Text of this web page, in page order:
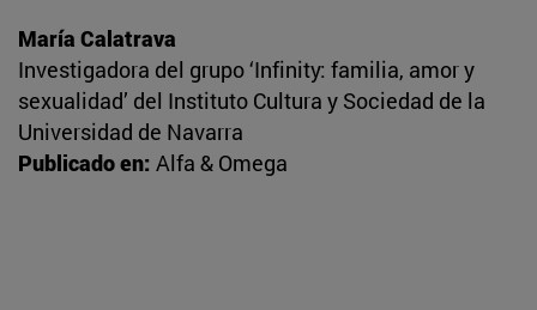
María Calatrava
Investigadora del grupo ‘Infinity: familia, amor y
sexualidad’ del Instituto Cultura y Sociedad de la
Universidad de Navarra
Publicado en: Alfa & Omega